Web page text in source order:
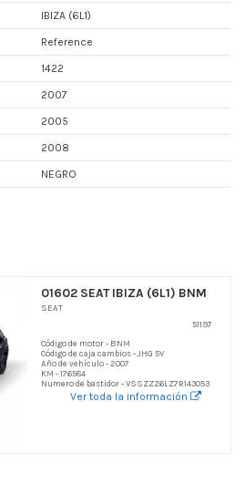
IBIZA (6L1)
Reference
1422
2007
2005
2008
NEGRO
01602 SEAT IBIZA (6L1) BNM
SEAT
51197
Código de motor - BNM
Código de caja cambios - JHG 5V
Año de vehículo - 2007
KM - 176584
Numero de bastidor - VSSZZZ6LZ7R143053
Ver toda la información